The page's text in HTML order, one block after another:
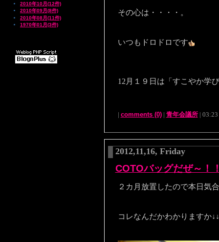
2010年10月(12件)
2010年09月(8件)
2010年08月(11件)
1970年01月(3件)
その心は・・・・。
いつもドロドロです
12月１９日は「すこやか学
| comments (0)| 青年会議所| 03:23
2012,11,16, Friday
COTOバッグだぜ～！
２カ月放置したので本日気
コレなんだかわかりますか↓↓